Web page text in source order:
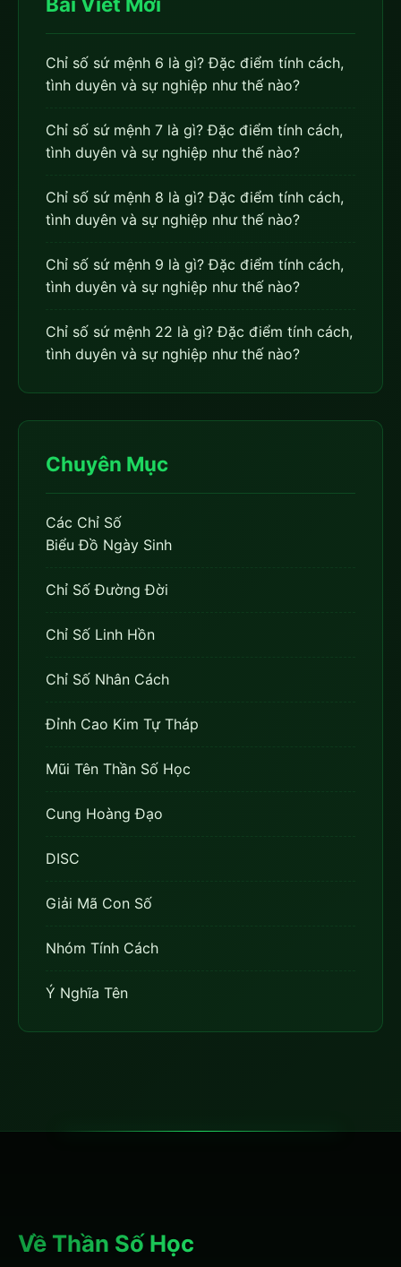
Chỉ số sứ mệnh 6 là gì? Đặc điểm tính cách,
tình duyên và sự nghiệp như thế nào?
Chỉ số sứ mệnh 7 là gì? Đặc điểm tính cách,
tình duyên và sự nghiệp như thế nào?
Chỉ số sứ mệnh 8 là gì? Đặc điểm tính cách,
tình duyên và sự nghiệp như thế nào?
Chỉ số sứ mệnh 9 là gì? Đặc điểm tính cách,
tình duyên và sự nghiệp như thế nào?
Chỉ số sứ mệnh 22 là gì? Đặc điểm tính cách,
tình duyên và sự nghiệp như thế nào?
Chuyên Mục
Các Chỉ Số
Biểu Đồ Ngày Sinh
Chỉ Số Đường Đời
Chỉ Số Linh Hồn
Chỉ Số Nhân Cách
Đỉnh Cao Kim Tự Tháp
Mũi Tên Thần Số Học
Cung Hoàng Đạo
DISC
Giải Mã Con Số
Nhóm Tính Cách
Ý Nghĩa Tên
Về Thần Số Học